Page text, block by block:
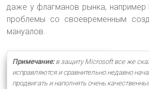
даже у флагманов рынка,
проблемы со своевременным
мануалов.
Примечание:в защиту Microsoft все же
исправляются и сравнительно недавно
продвигать и наполнять очень